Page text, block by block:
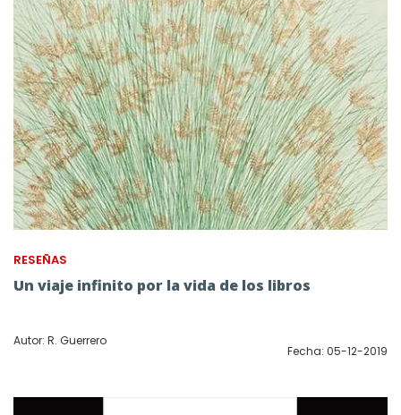
RESEÑAS
Un viaje infinito por la vida de los libros
Autor: R. Guerrero
Fecha: 05-12-2019